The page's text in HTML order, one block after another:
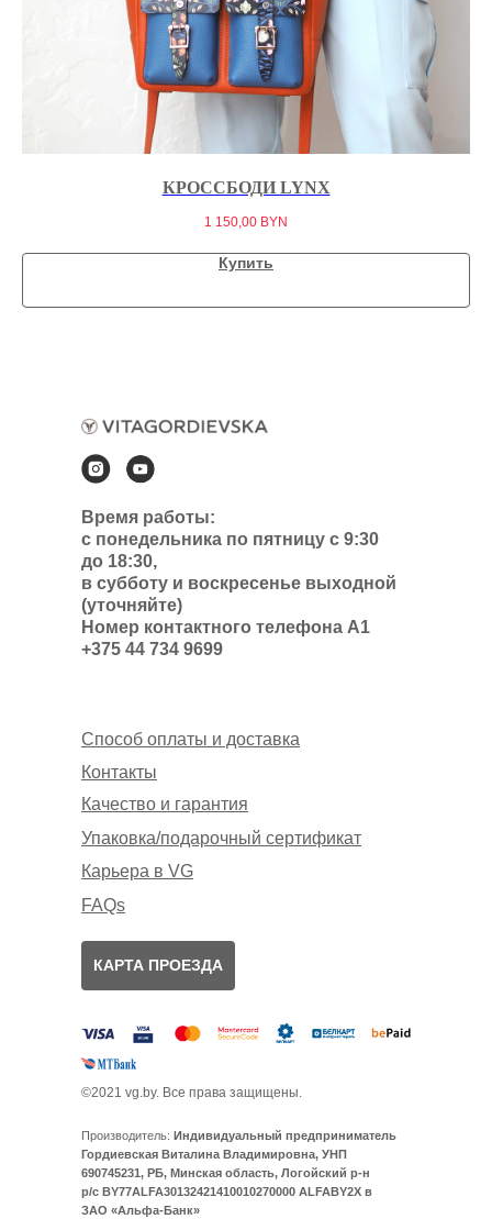
КРОССБОДИ LYNX
1 150,00 BYN
Купить
Время работы:
с понедельника по пятницу с 9:30
до 18:30,
в субботу и воскресенье выходной
(уточняйте)
Номер контактного телефона А1
+375 44 734 9699
Производитель: Индивидуальный предприниматель
Гордиевская Виталина Владимировна, УНП
690745231, РБ, Минская область, Логойский р-н
р/с BY77ALFA30132421410010270000 ALFABY2X в
ЗАО «Альфа-Банк»
Способ оплаты и доставка
Контакты
КАРТА ПРОЕЗДА
Упаковка/подарочный сертификат
FAQs
Карьера в VG
©2021 vg.by. Все права защищены.
Качество и гарантия